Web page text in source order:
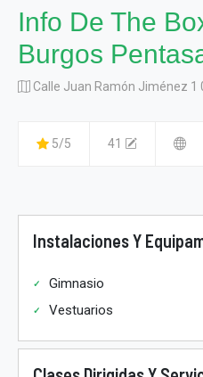
Info De The
Burgos
Calle Juan Ramón Jiménez 1
5/5 41
Instalaciones Y
Gimnasio
Vestuarios